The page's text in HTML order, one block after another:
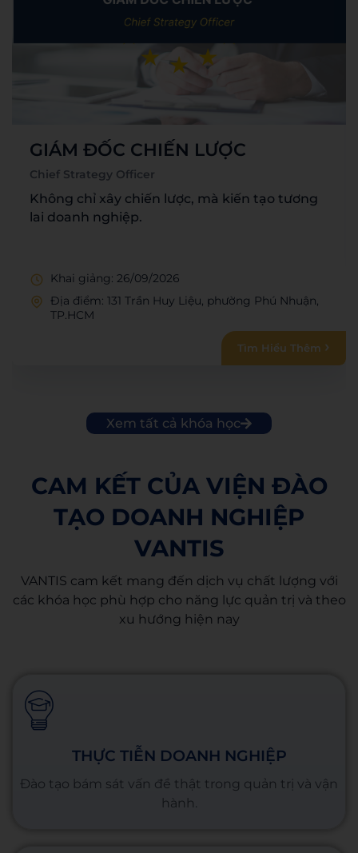
GIÁM ĐỐC CHIẾN LƯỢC
Chief Strategy Officer
Không chỉ xây chiến lược, mà kiến tạo tương
lai doanh nghiệp.
Khai giảng: 26/09/2026
Địa điểm: 131 Trần Huy Liệu, phường Phú Nhuận,
TP.HCM
Tìm Hiểu Thêm
Xem tất cả khóa học
CAM KẾT CỦA VIỆN ĐÀO
TẠO DOANH NGHIỆP
VANTIS
VANTIS cam kết mang đến dịch vụ chất lượng với
các khóa học phù hợp cho năng lực quản trị và theo
xu hướng hiện nay
THỰC TIỄN DOANH NGHIỆP
Đào tạo bám sát vấn đề thật trong quản trị và vận
hành.